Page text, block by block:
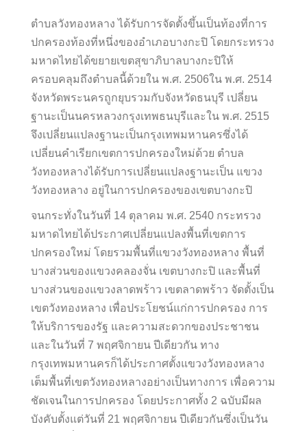
ตำบลวังทองหลาง ได้รับการจัดตั้งขึ้นเป็นท้องที่การ
ปกครองท้องที่หนึ่งของอำเภอบางกะปิ โดยกระทรวง
มหาดไทยได้ขยายเขตสุขาภิบาลบางกะปิให้
ครอบคลุมถึงตำบลนี้ด้วยใน พ.ศ. 2506ใน พ.ศ. 2514
จังหวัดพระนครถูกยุบรวมกับจังหวัดธนบุรี เปลี่ยน
ฐานะเป็นนครหลวงกรุงเทพธนบุรีและใน พ.ศ. 2515
จึงเปลี่ยนแปลงฐานะเป็นกรุงเทพมหานครซึ่งได้
เปลี่ยนคำเรียกเขตการปกครองใหม่ด้วย ตำบล
วังทองหลางได้รับการเปลี่ยนแปลงฐานะเป็น แขวง
วังทองหลาง อยู่ในการปกครองของเขตบางกะปิ
จนกระทั่งในวันที่ 14 ตุลาคม พ.ศ. 2540 กระทรวง
มหาดไทยได้ประกาศเปลี่ยนแปลงพื้นที่เขตการ
ปกครองใหม่ โดยรวมพื้นที่แขวงวังทองหลาง พื้นที่
บางส่วนของแขวงคลองจั่น เขตบางกะปิ และพื้นที่
บางส่วนของแขวงลาดพร้าว เขตลาดพร้าว จัดตั้งเป็น
เขตวังทองหลาง เพื่อประโยชน์แก่การปกครอง การ
ให้บริการของรัฐ และความสะดวกของประชาชน
และในวันที่ 7 พฤศจิกายน ปีเดียวกัน ทาง
กรุงเทพมหานครก็ได้ประกาศตั้งแขวงวังทองหลาง
เต็มพื้นที่เขตวังทองหลางอย่างเป็นทางการ เพื่อความ
ชัดเจนในการปกครอง โดยประกาศทั้ง 2 ฉบับมีผล
บังคับตั้งแต่วันที่ 21 พฤศจิกายน ปีเดียวกันซึ่งเป็นวัน